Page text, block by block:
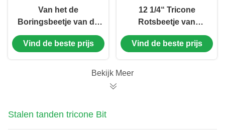
Van het de
Boringsbeetje van de
waterput Proefbeetje
311.2mm/HDD de
Vind de beste prijs
12 1/4“ Tricone
Rotsbeetje van
FA517G voor
Middelgrote Harde
Vind de beste prijs
Bekijk Meer
Stalen tanden tricone Bit